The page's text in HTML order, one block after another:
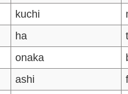
kuchi
ha
onaka
ashi